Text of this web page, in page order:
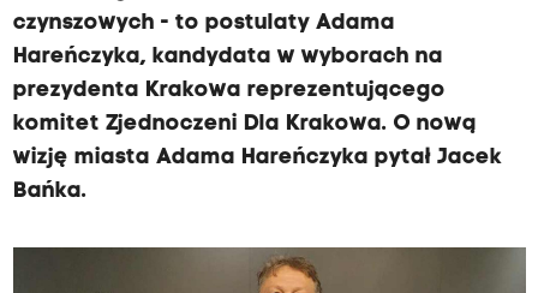
czynszowych - to postulaty Adama
Hareńczyka, kandydata w wyborach na
prezydenta Krakowa reprezentującego
komitet Zjednoczeni Dla Krakowa. O nową
wizję miasta Adama Hareńczyka pytał Jacek
Bańka.